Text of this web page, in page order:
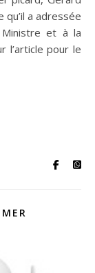
qu’il a adressée
et à la
l’article pour le